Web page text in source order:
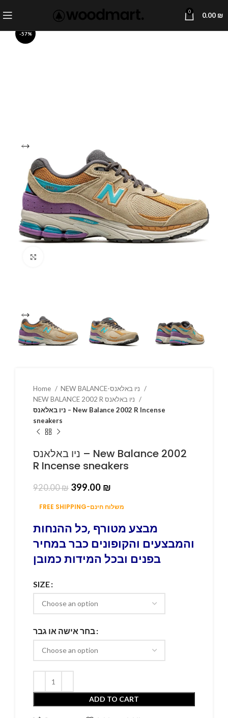
0 0.00 ₪
-57%
Home
ניו באלאנס – New Balance 2002 R Incense
sneakers
ניו באלאנס – New Balance 2002
R Incense sneakers
920.00₪ 399.00 ₪
FREE SHIPPING-משלוח חינם
מבצע מטורף ,כל ההנחות
והמבצעים והקופונים כבר במחיר
בפנים ובכל המידות כמובן
SIZE
בחר אישה או גבר
ADD TO CART